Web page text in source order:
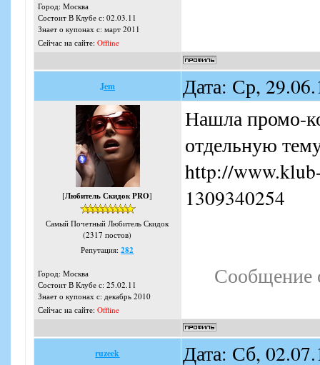
Город: Москва
Состоит В Клубе с: 02.03.11
Знает о купонах с: март 2011
Сейчас на сайте: Offline
Jem Дата: Ср,
[Любитель Скидок PRO]
Самый Почетный Любитель Скидок
(2317 постов)
Репутация:282
Город: Москва
Состоит В Клубе с: 25.02.11
Знает о купонах с: декабрь 2010
Сейчас на сайте: Offline
Нашла промо-
отдельную
http://
1309340254
Сообщение
ruzeek Дата: Сб,